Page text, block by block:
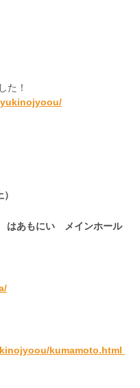
た！
はあもにい メインホール
kumamoto.html